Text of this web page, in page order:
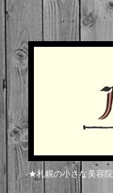
★札幌の小さな美容